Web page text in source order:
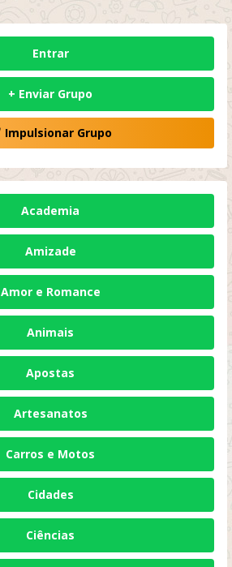
Entrar
+ Enviar Grupo
Impulsionar Grupo
Academia
Amizade
Amor e Romance
Animais
Apostas
Artesanatos
Carros e Motos
Cidades
Ciências